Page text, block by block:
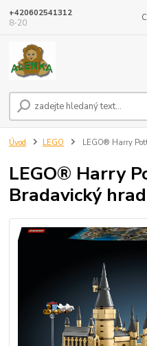
+420602541312
8-20
Úvod LEGO LEGO® Harry
LEGO® Harry
Bradavický